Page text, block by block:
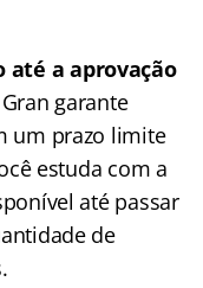
a aprovação
garante
um prazo limite
estuda com a
até passar
de